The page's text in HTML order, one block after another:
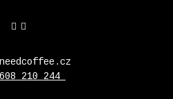
210 244